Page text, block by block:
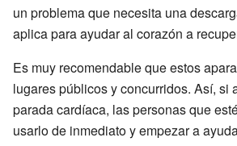
un problema que necesita una
aplica para ayudar al corazón a
Es muy recomendable que estos
lugares públicos y concurridos. Así, si
parada cardíaca, las personas que
usarlo de inmediato y empezar a